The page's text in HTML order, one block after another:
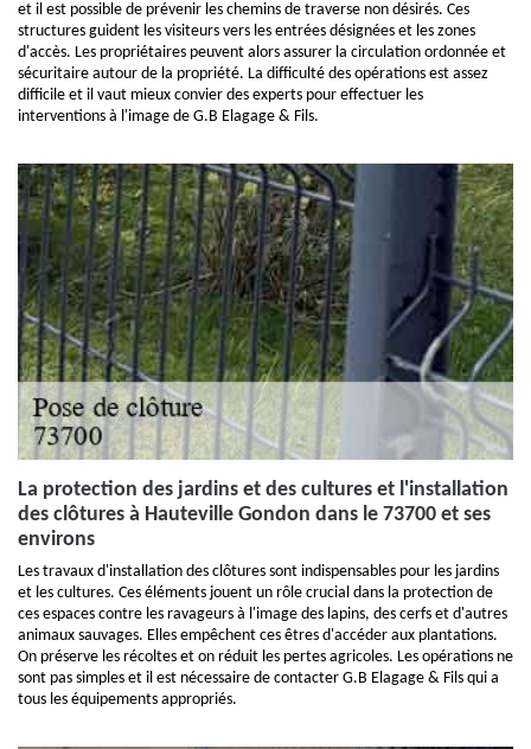
et il est possible de prévenir les chemins de traverse non désirés. Ces
structures guident les visiteurs vers les entrées désignées et les zones
d'accès. Les propriétaires peuvent alors assurer la circulation ordonnée et
sécuritaire autour de la propriété. La difficulté des opérations est assez
difficile et il vaut mieux convier des experts pour effectuer les
interventions à l'image de G.B Elagage & Fils.
La protection des jardins et des cultures et l'installation
des clôtures à Hauteville Gondon dans le 73700 et ses
environs
Les travaux d'installation des clôtures sont indispensables pour les jardins
et les cultures. Ces éléments jouent un rôle crucial dans la protection de
ces espaces contre les ravageurs à l'image des lapins, des cerfs et d'autres
animaux sauvages. Elles empêchent ces êtres d'accéder aux plantations.
On préserve les récoltes et on réduit les pertes agricoles. Les opérations ne
sont pas simples et il est nécessaire de contacter G.B Elagage & Fils qui a
tous les équipements appropriés.